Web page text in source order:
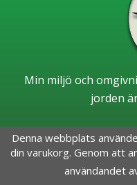
Min miljö och
jorden
Denna webbplats
din varukorg. Genom att
användandet